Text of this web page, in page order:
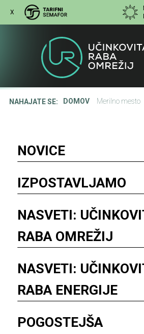
X
Skip to Content
Merilno mesto
NAHAJATE SE: DOMOV Merilno mesto
NOVICE
IZPOSTAVLJAMO
NASVETI:
RABA OMREŽIJ
NASVETI:
RABA ENERGIJE
POGOSTEJŠA